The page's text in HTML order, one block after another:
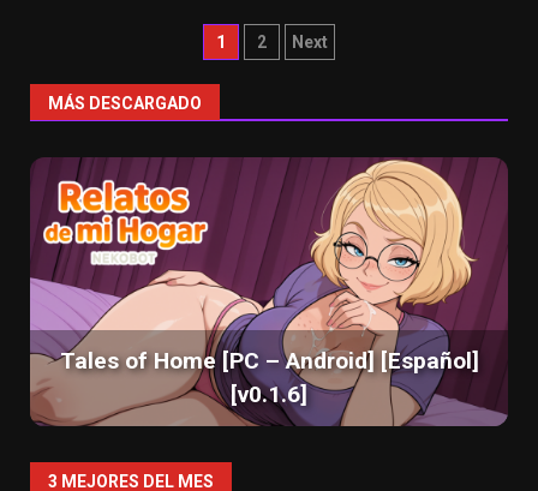
Paginación
de
1 2 Next
MÁS DESCARGADO
Tales of Home [PC – Android] [Español]
[v0.1.6]
3 MEJORES DEL MES